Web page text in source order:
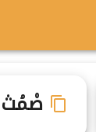
ص۠مۘت۟